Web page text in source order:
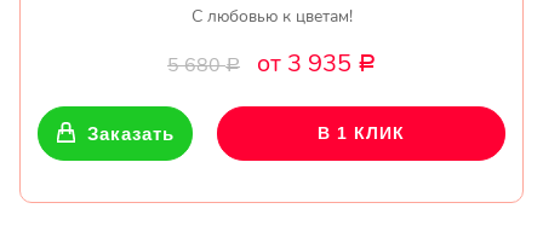
С любовью к цветам!
5 680Р от 3 935 Р
Заказать В 1 КЛИК